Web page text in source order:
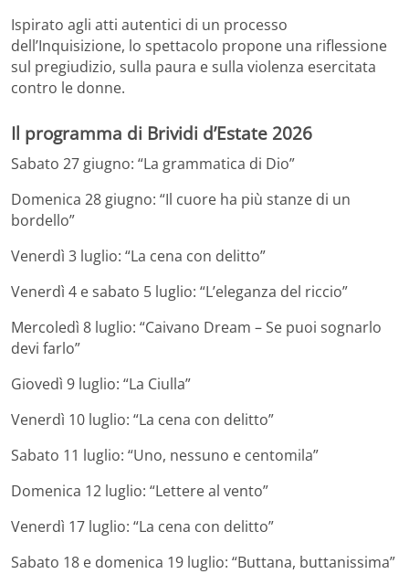
Ispirato agli atti autentici di un processo
dell’Inquisizione, lo spettacolo propone una riflessione
sul pregiudizio, sulla paura e sulla violenza esercitata
contro le donne.
Il programma di Brividi d’Estate 2026
Sabato 27 giugno: “La grammatica di Dio”
Domenica 28 giugno: “Il cuore ha più stanze di un
bordello”
Venerdì 3 luglio: “La cena con delitto”
Venerdì 4 e sabato 5 luglio: “L’eleganza del riccio”
Mercoledì 8 luglio: “Caivano Dream – Se puoi sognarlo
devi farlo”
Giovedì 9 luglio: “La Ciulla”
Venerdì 10 luglio: “La cena con delitto”
Sabato 11 luglio: “Uno, nessuno e centomila”
Domenica 12 luglio: “Lettere al vento”
Venerdì 17 luglio: “La cena con delitto”
Sabato 18 e domenica 19 luglio: “Buttana, buttanissima”